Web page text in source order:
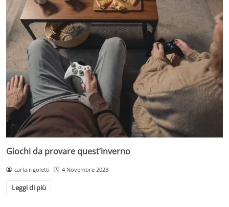
Giochi da provare quest’inverno
carla.rigoletti 4 Novembre 2023
Leggi di più